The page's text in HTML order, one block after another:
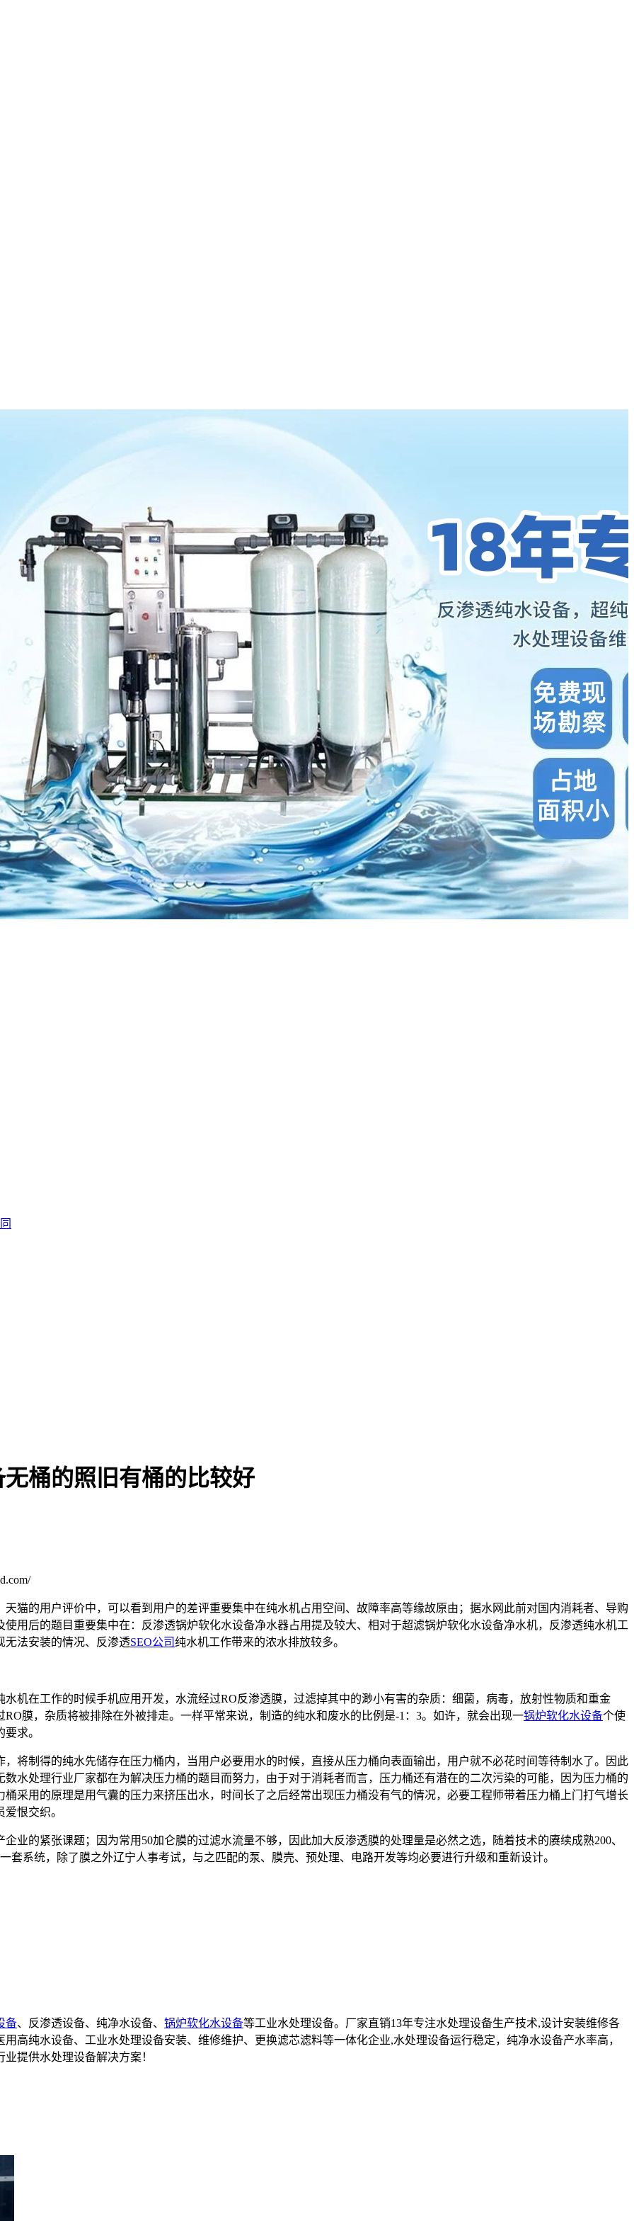
桶的照旧有桶的比较好
猫的用户评价中，可以看到用户的差评重要集中在纯水机占用空间、故障率高等缘故原由；据水网此前对国内消耗者、导购
用后的题目重要集中在：反渗透锅炉软化水设备净水器占用提及较大、相对于超滤锅炉软化水设备净水机，反渗透纯水机工
无法安装的情况、反渗透SEO公司纯水机工作带来的浓水排放较多。
机在工作的时候手机应用开发，水流经过RO反渗透膜，过滤掉其中的渺小有害的杂质：细菌，病毒，放射性物质和重金
膜，杂质将被排除在外被排走。一样平常来说，制造的纯水和废水的比例是-1：3。如许，就会出现一锅炉软化水设备个使
求。
将制得的纯水先储存在压力桶内，当用户必要用水的时候，直接从压力桶向表面输出，用户就不必花时间等待制水了。因此
水处理行业厂家都在为解决压力桶的题目而努力，由于对于消耗者而言，压力桶还有潜在的二次污染的可能，因为压力桶的
采用的原理是用气囊的压力来挤压出水，时间长了之后经常出现压力桶没有气的情况，必要工程师带着压力桶上门打气增长
恨交织。
业的紧张课题；因为常用50加仑膜的过滤水流量不够，因此加大反渗透膜的处理量是必然之选，随着技术的赓续成熟200、
套系统，除了膜之外辽宁人事考试，与之匹配的泵、膜壳、预处理、电路开发等均必要进行升级和重新设计。
备、反渗透设备、纯净水设备、 锅炉软化水设备等工业水处理设备。厂家直销13年专注水处理设备生产技术,设计安装维修各
高纯水设备、工业水处理设备安装、维修维护、更换滤芯滤料等一体化企业,水处理设备运行稳定，纯净水设备产水率高，
提供水处理设备解决方案！